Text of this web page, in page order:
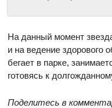
На данный момент
и на ведение здорового
бегает в парке,
готовясь к
Поделитесь в